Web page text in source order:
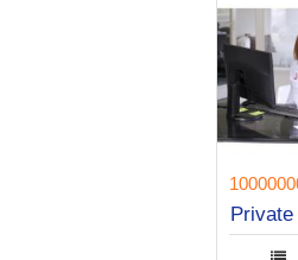
9000 Ft